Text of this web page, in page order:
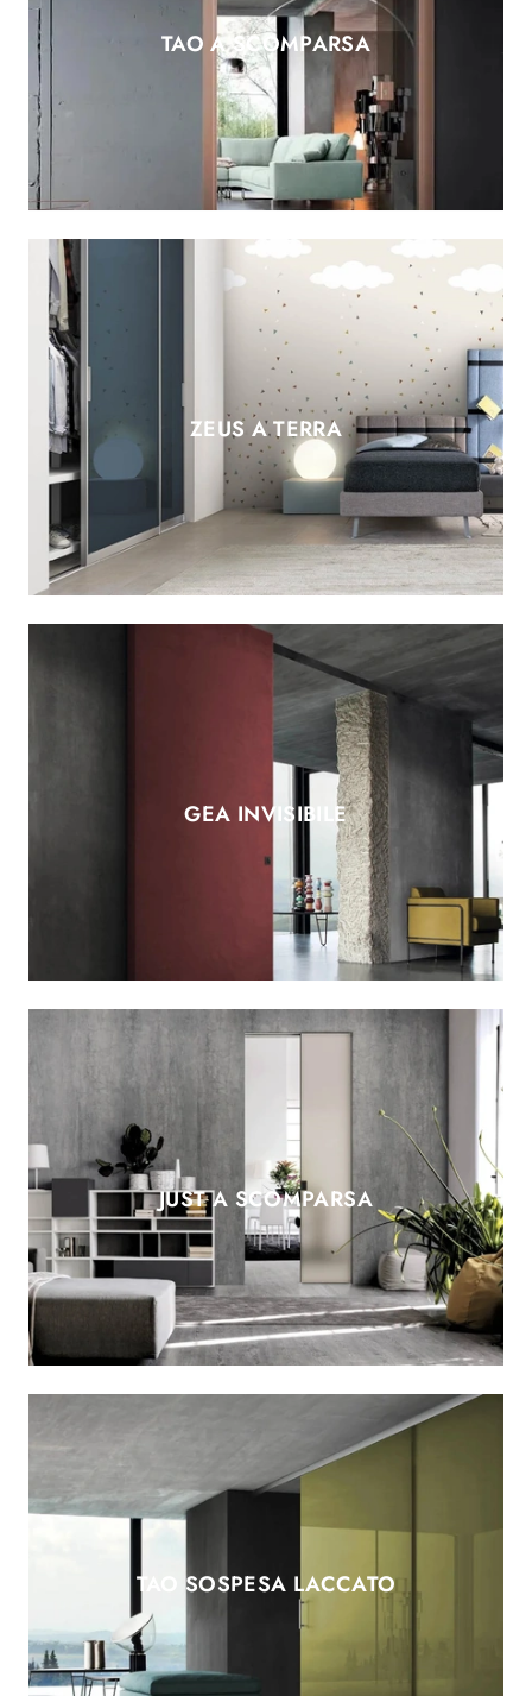
TAO A SCOMPARSA
ZEUS A TERRA
GEA INVISIBILE
JUST A SCOMPARSA
TAO SOSPESA LACCATO